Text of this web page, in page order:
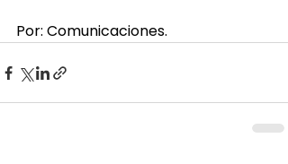
Por: Comunicaciones.